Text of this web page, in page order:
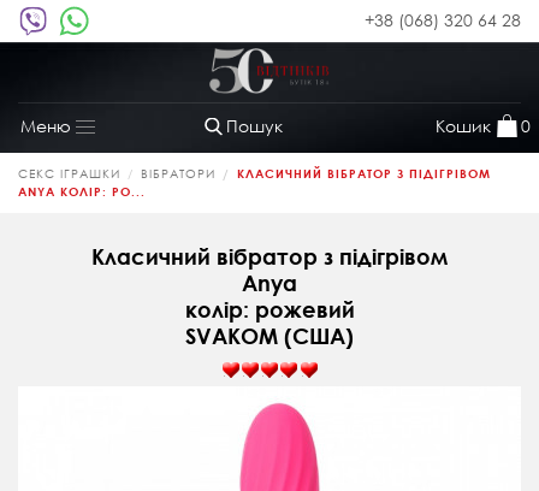
+38 (068) 320 64 28
Пошук Кошик 0
Меню
Toggle
navigation
СЕКС ІГРАШКИ ВІБРАТОРИ
КЛАСИЧНИЙ ВІБРАТОР З ПІДІГРІВОМ
ANYA КОЛІР: РО...
Класичний вібратор з підігрівом
Anya
колір: рожевий
SVAKOM (США)